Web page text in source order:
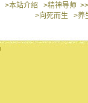
>本站介绍 >精神导师
>向死而生
>养